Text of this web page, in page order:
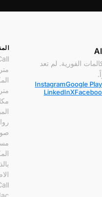
الفورية. لم تعد
Google Play
Instagram
X
LinkedIn